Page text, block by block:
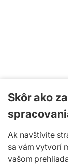
Skôr ako
Ak navštívite
sa vám vytvorí
vašom